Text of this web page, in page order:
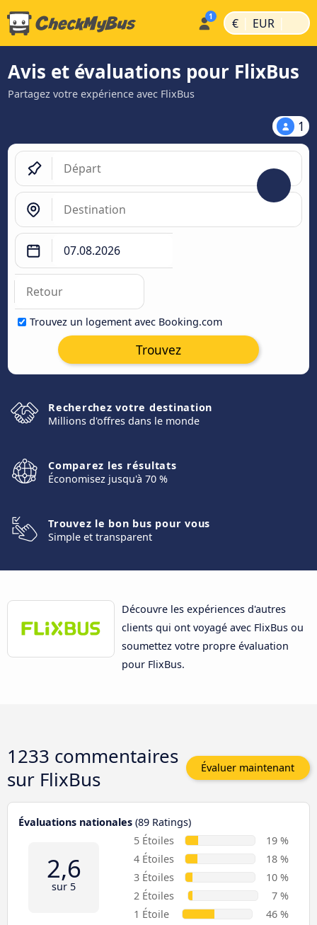
€ | EUR |
Avis et évaluations pour FlixBus
Partagez votre expérience avec FlixBus
1
Trouvez un logement avec Booking.com
Trouvez
Recherchez votre destination
Millions d'offres dans le monde
Comparez les résultats
Économisez jusqu'à 70 %
Trouvez le bon bus pour vous
Simple et transparent
Découvre les expériences d'autres
clients qui ont voyagé avec FlixBus ou
soumettez votre propre évaluation
pour FlixBus.
1233 commentaires
sur FlixBus Évaluer maintenant
Évaluations nationales (89 Ratings)
2,6
sur 5
5 Étoiles
19 %
4 Étoiles
18 %
3 Étoiles
10 %
2 Étoiles
7 %
1 Étoile
46 %